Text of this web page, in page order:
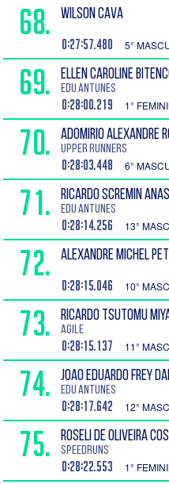
68. WILSON CAVA
0:27:57.480 5°
69. ELLEN CAROLINE
Edu Antunes
0:28:00.219 1°
70. ADOMIRIO ALEXANDRE
Upper Runners
0:28:03.448 6°
71. RICARDO SCREMIN
Edu Antunes
0:28:14.256 13°
72. ALEXANDRE MICHEL
0:28:15.046 10°
73. RICARDO TSUTOMU
AGILE
0:28:15.137 11°
74. JOAO EDUARDO FREY
Edu Antunes
0:28:17.642 12°
75. ROSELI DE OLIVEIRA
Speedruns
0:28:22.553 1°